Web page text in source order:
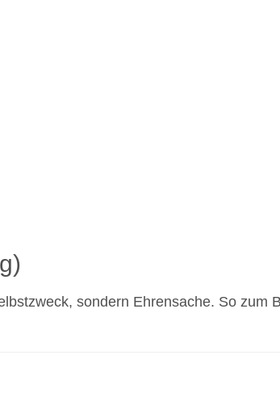
sondern Ehrensache. So zum